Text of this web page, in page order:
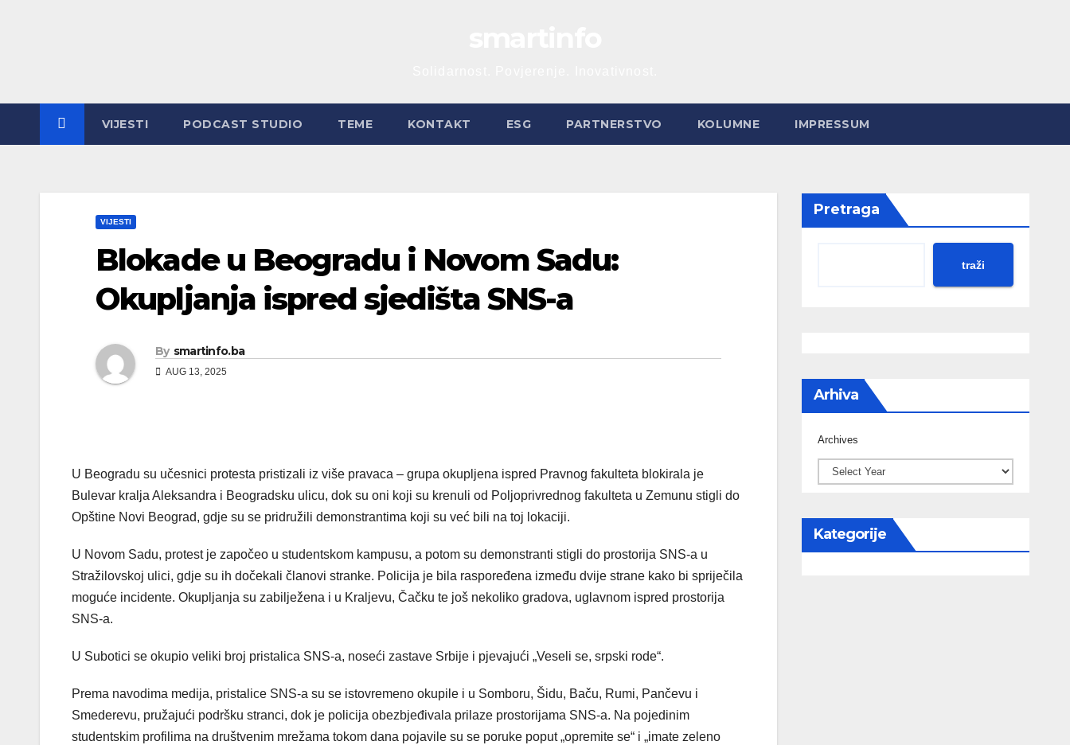
VIJESTI PODCAST STUDIO TEME KONTAKT ESG PARTNERSTVO KOLUMNE IMPRESSUM
VIJESTI
Blokade u Beogradu i Novom Sadu:
Okupljanja ispred sjedišta SNS-a
By smartinfo.ba
AUG 13, 2025
U Beogradu su učesnici protesta pristizali iz više pravaca – grupa okupljena ispred Pravnog fakulteta blokirala je
Bulevar kralja Aleksandra i Beogradsku ulicu, dok su oni koji su krenuli od Poljoprivrednog fakulteta u Zemunu stigli do
Opštine Novi Beograd, gdje su se pridružili demonstrantima koji su već bili na toj lokaciji.
U Novom Sadu, protest je započeo u studentskom kampusu, a potom su demonstranti stigli do prostorija SNS-a u
Stražilovskoj ulici, gdje su ih dočekali članovi stranke. Policija je bila raspoređena između dvije strane kako bi spriječila
moguće incidente. Okupljanja su zabilježena i u Kraljevu, Čačku te još nekoliko gradova, uglavnom ispred prostorija
SNS-a.
U Subotici se okupio veliki broj pristalica SNS-a, noseći zastave Srbije i pjevajući „Veseli se, srpski rode“.
Prema navodima medija, pristalice SNS-a su se istovremeno okupile i u Somboru, Šidu, Baču, Rumi, Pančevu i
Smederevu, pružajući podršku stranci, dok je policija obezbjeđivala prilaze prostorijama SNS-a. Na pojedinim
studentskim profilima na društvenim mrežama tokom dana pojavile su se poruke poput „opremite se“ i „imate zeleno
Pretraga
traži
Arhiva
Archives
Kategorije